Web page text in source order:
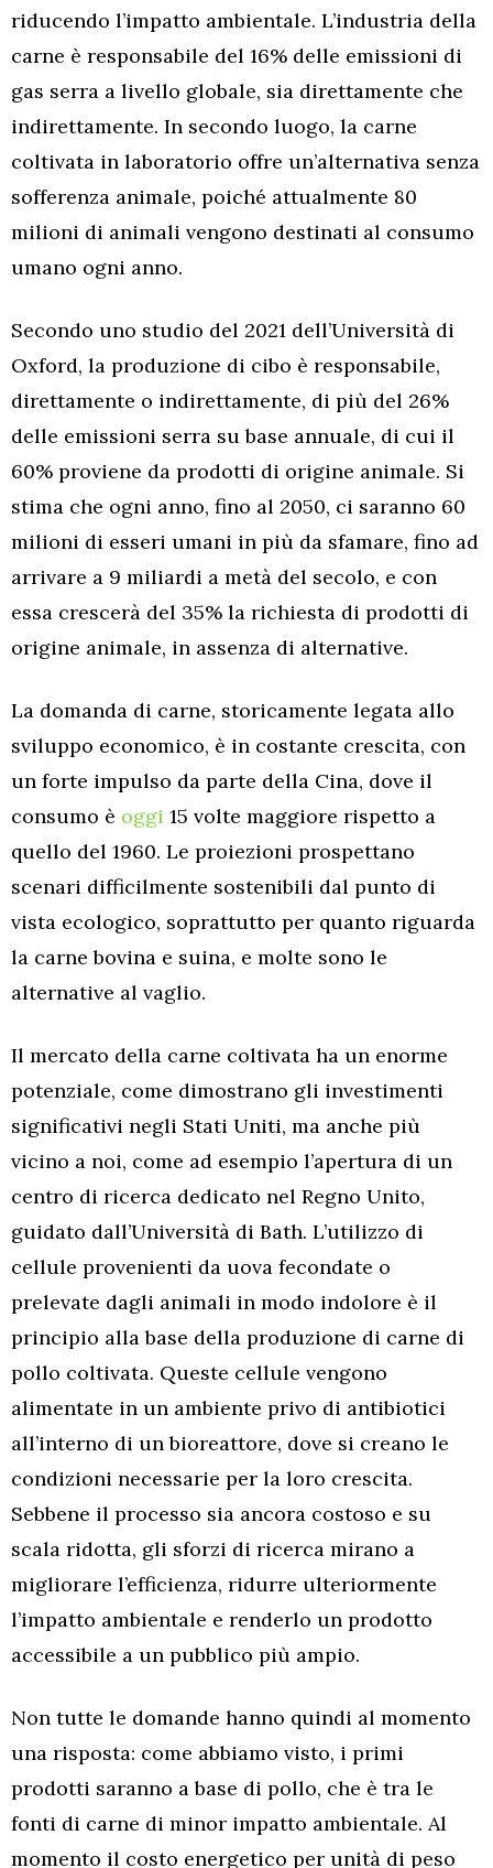
riducendo l’impatto ambientale. L’industria della
carne è responsabile del 16% delle emissioni di
gas serra a livello globale, sia direttamente che
indirettamente. In secondo luogo, la carne
coltivata in laboratorio offre un’alternativa senza
sofferenza animale, poiché attualmente 80
milioni di animali vengono destinati al consumo
umano ogni anno.
Secondo uno studio del 2021 dell’Università di
Oxford, la produzione di cibo è responsabile,
direttamente o indirettamente, di più del 26%
delle emissioni serra su base annuale, di cui il
60% proviene da prodotti di origine animale. Si
stima che ogni anno, fino al 2050, ci saranno 60
milioni di esseri umani in più da sfamare, fino ad
arrivare a 9 miliardi a metà del secolo, e con
essa crescerà del 35% la richiesta di prodotti di
origine animale, in assenza di alternative.
La domanda di carne, storicamente legata allo
sviluppo economico, è in costante crescita, con
un forte impulso da parte della Cina, dove il
consumo è oggi 15 volte maggiore rispetto a
quello del 1960. Le proiezioni prospettano
scenari difficilmente sostenibili dal punto di
vista ecologico, soprattutto per quanto riguarda
la carne bovina e suina, e molte sono le
alternative al vaglio.
Il mercato della carne coltivata ha un enorme
potenziale, come dimostrano gli investimenti
significativi negli Stati Uniti, ma anche più
vicino a noi, come ad esempio l’apertura di un
centro di ricerca dedicato nel Regno Unito,
guidato dall’Università di Bath. L’utilizzo di
cellule provenienti da uova fecondate o
prelevate dagli animali in modo indolore è il
principio alla base della produzione di carne di
pollo coltivata. Queste cellule vengono
alimentate in un ambiente privo di antibiotici
all’interno di un bioreattore, dove si creano le
condizioni necessarie per la loro crescita.
Sebbene il processo sia ancora costoso e su
scala ridotta, gli sforzi di ricerca mirano a
migliorare l’efficienza, ridurre ulteriormente
l’impatto ambientale e renderlo un prodotto
accessibile a un pubblico più ampio.
Non tutte le domande hanno quindi al momento
una risposta: come abbiamo visto, i primi
prodotti saranno a base di pollo, che è tra le
fonti di carne di minor impatto ambientale. Al
momento il costo energetico per unità di peso